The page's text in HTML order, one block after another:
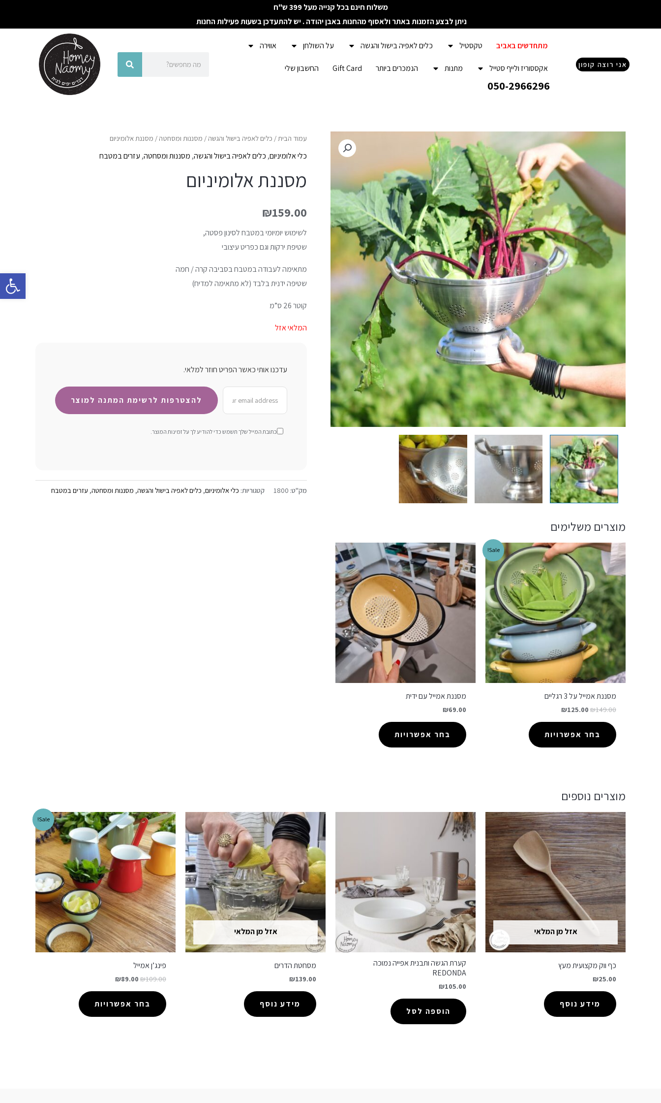
פתח
משלוח חינם בכל קנייה מעל 399 ש"ח
ניתן לבצע הזמנות באתר ולאסוף מהחנות באבן יהודה . יש להתעדכן בשעות פעילות החנות
אני רוצה קופון
מתחדשים באביב טקסטיל כלים לאפיה בישול והגשה על השולחן אווירה
אקססוריז ולייף סטייל מתנות הנמכרים ביותר Gift Card החשבון שלי
050-2966296
חיפוש
עמוד הבית/ כלים לאפיה בישול והגשה / מסננות ומסחטה / מסננת אלומיניום
כלי אלומיניום, כלים לאפיה בישול והגשה, מסננות ומסחטה, עזרים במטבח
מסננת אלומיניום
₪159.00
לשימוש יומיומי במטבח לסינון פסטה,
שטיפת ירקות וגם כפריט עיצובי
מתאימה לעבודה במטבח בסביבה קרה / חמה
שטיפה ידנית בלבד (לא מתאימה למדיח)
קוטר 26 ס”מ
המלאי אזל
עדכנו אותי כאשר הפריט חוזר למלאי.
כתובת המייל שלך תשמש כדי להודיע ​​לך על זמינות המוצר.
מק"ט: 1800 קטגוריות: כלי אלומיניום, כלים לאפיה בישול והגשה, מסננות ומסחטה, עזרים במטבח
מוצרים משלימים
Sale!
מסננת אמייל על 3 רגליים
₪149.00
₪125.00
בחר אפשרויות
מסננת אמייל עם ידית
₪69.00
בחר אפשרויות
מוצרים נוספים
אזל מן המלאי
כף ווק מקצועית מעץ
₪25.00
מידע נוסף
קערת הגשה ותבנית אפייה נמוכה
REDONDA
₪105.00
הוספה לסל
אזל מן המלאי
מסחטת הדרים
₪139.00
מידע נוסף
Sale!
פינג’ן אמייל
₪109.00
₪89.00
בחר אפשרויות